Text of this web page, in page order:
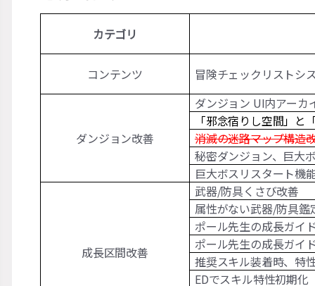
カテゴリ
コンテンツ 冒険チェックリストシ
ダンジョン改善
ダンジョン UI内アーカ
「邪念宿りし空間」
消滅の迷路マップ構造
秘密ダンジョン、巨大
巨大ボスリスタート機
成長区間改善
武器/防具くさび改善
属性がない武器/防具鑑
ポール先生の成長ガイ
ポール先生の成長ガイ
推奨スキル装着時、特
EDでスキル特性初期化